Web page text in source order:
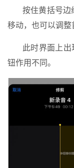
按住黄括号边
移动，也可以调整
此时界面上出
钮作用不同。